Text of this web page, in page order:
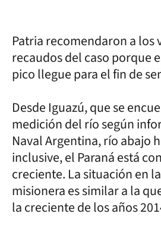
Patria recomendaron a los
recaudos del caso porque
pico llegue para el fin de
Desde Iguazú, que se
medición del río según
Naval Argentina, río abajo
inclusive, el Paraná está
creciente. La situación en
misionera es similar a la
la creciente de los años